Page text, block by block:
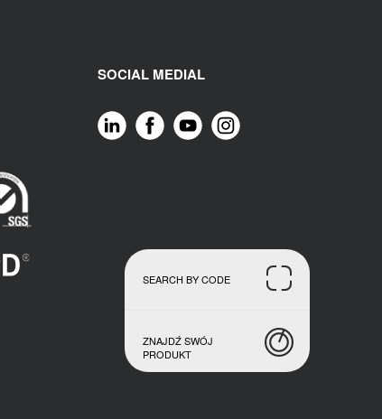
SEARCH BY CODE
ZNAJDŹ SWÓJ
PRODUKT
SOCIAL MEDIAL